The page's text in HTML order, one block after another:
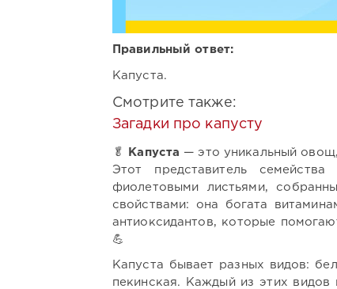
Правильный ответ:
Капуста.
Смотрите также:
Загадки про капусту
🥬 Капуста — это уникальный
Этот представитель
фиолетовыми листьями,
свойствами: она богата
антиоксидантов, которые
💪
Капуста бывает разных видов:
пекинская. Каждый из этих